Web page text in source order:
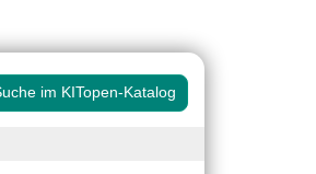
im KITopen-Katalog